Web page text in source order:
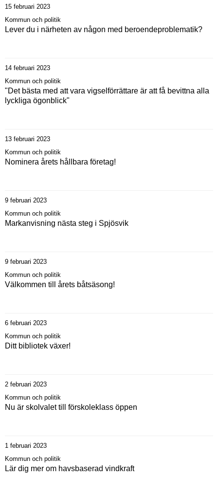
15 februari 2023
Kommun och politik
Lever du i närheten av någon med beroendeproblematik?
14 februari 2023
Kommun och politik
"Det bästa med att vara vigselförrättare är att få bevittna alla
lyckliga ögonblick"
13 februari 2023
Kommun och politik
Nominera årets hållbara företag!
9 februari 2023
Kommun och politik
Markanvisning nästa steg i Spjösvik
9 februari 2023
Kommun och politik
Välkommen till årets båtsäsong!
6 februari 2023
Kommun och politik
Ditt bibliotek växer!
2 februari 2023
Kommun och politik
Nu är skolvalet till förskoleklass öppen
1 februari 2023
Kommun och politik
Lär dig mer om havsbaserad vindkraft